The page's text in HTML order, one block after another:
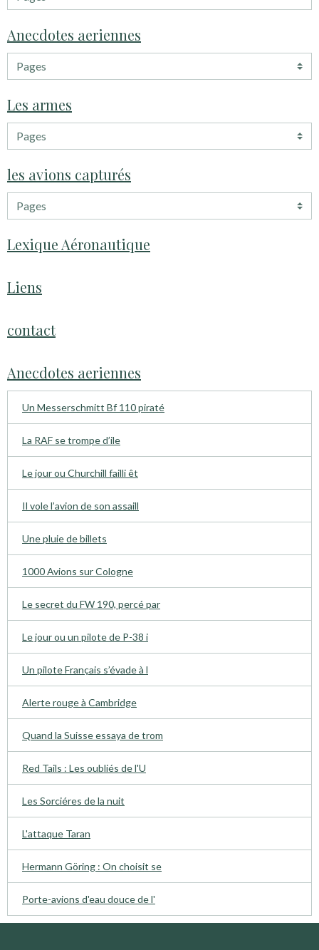
Anecdotes aeriennes
Les armes
les avions capturés
Lexique Aéronautique
Liens
contact
Anecdotes aeriennes
Un Messerschmitt Bf 110 piraté
La RAF se trompe d’ile
Le jour ou Churchill failli êt
Il vole l’avion de son assaill
Une pluie de billets
1000 Avions sur Cologne
Le secret du FW 190, percé par
Le jour ou un pilote de P-38 i
Un pilote Français s’évade à l
Alerte rouge à Cambridge
Quand la Suisse essaya de trom
Red Tails : Les oubliés de l'U
Les Sorciéres de la nuit
L'attaque Taran
Hermann Göring : On choisit se
Porte-avions d'eau douce de l'